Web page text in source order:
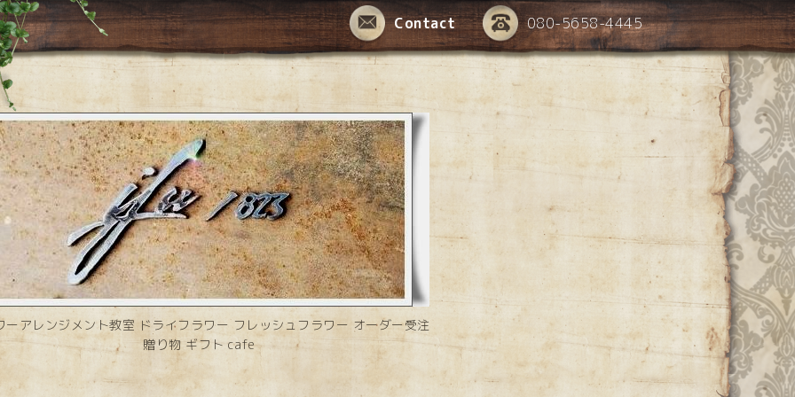
080-5658-4445
Contact
ーアレンジメント教室 ドライフラワー フレッシュフラワー オーダー受注
贈り物 ギフト cafe